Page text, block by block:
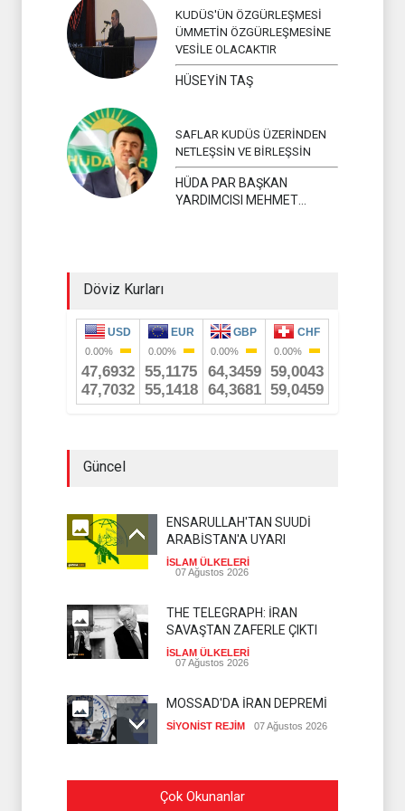
KUDÜS'ÜN ÖZGÜRLEŞMESİ
ÜMMETİN ÖZGÜRLEŞMESİNE
VESİLE OLACAKTIR
HÜSEYİN TAŞ
SAFLAR KUDÜS ÜZERİNDEN
NETLEŞSİN VE BİRLEŞSİN
HÜDA PAR BAŞKAN
YARDIMCISI MEHMET
Döviz Kurları
Güncel
ENSARULLAH'TAN SUUDİ
ARABİSTAN'A UYARI
İSLAM ÜLKELERİ
07 Ağustos 2026
THE TELEGRAPH: İRAN
SAVAŞTAN ZAFERLE ÇIKTI
İSLAM ÜLKELERİ
07 Ağustos 2026
MOSSAD'DA İRAN DEPREMİ
SİYONİST REJİM 07 Ağustos 2026
PEZEŞKİYAN'DAN HALİL EL
HAYYE'YE TEBRİK
Çok Okunanlar